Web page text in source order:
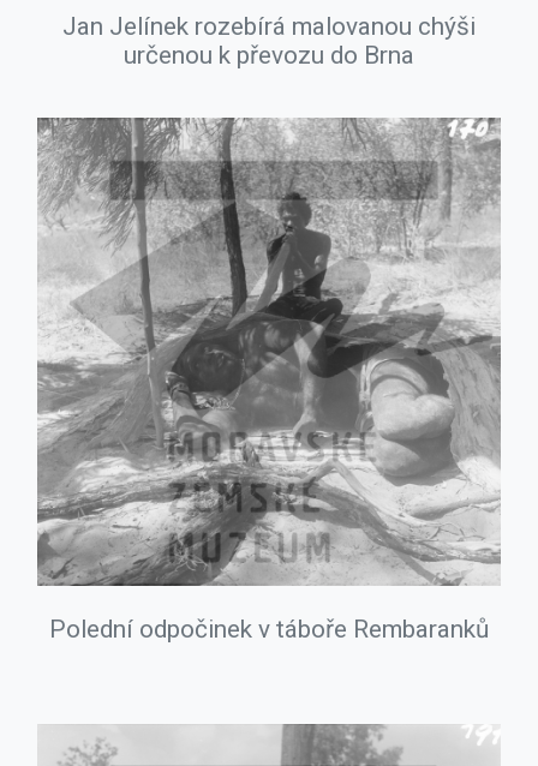
Jan Jelínek rozebírá malovanou chýši
určenou k převozu do Brna
Polední odpočinek v táboře Rembaranků